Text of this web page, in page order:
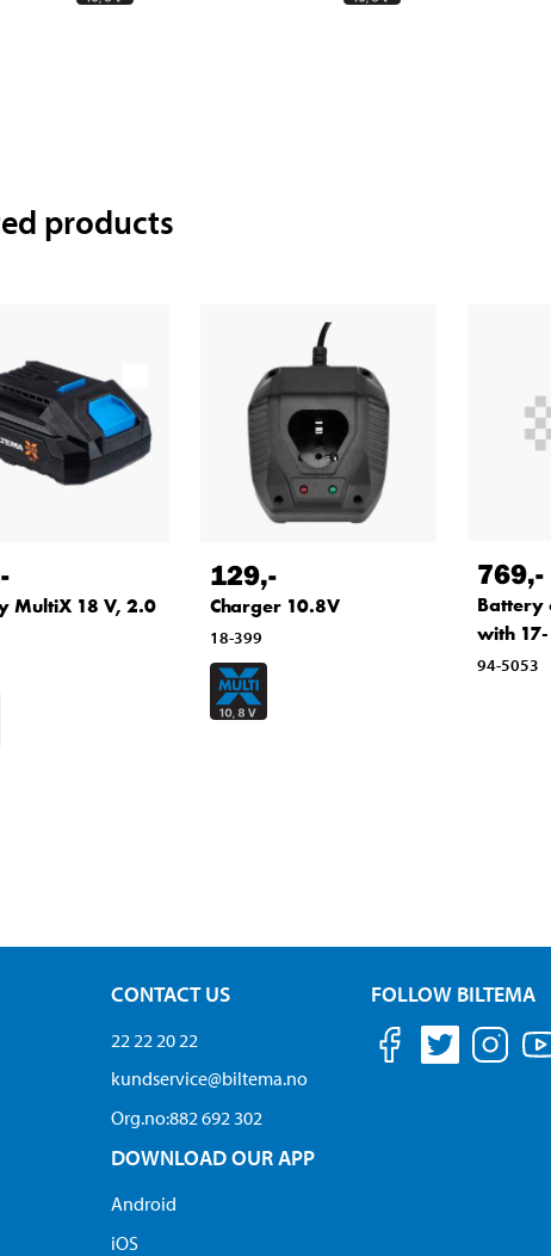
products
MultiX 18 V, 2.0
129,-
Charger 10.8V
18-399
769,-
Battery
with
94-5053
CONTACT US
22 22 20 22
kundservice@biltema.no
Org.no:882 692 302
DOWNLOAD OUR APP
Android
iOS
FOLLOW BILTEMA